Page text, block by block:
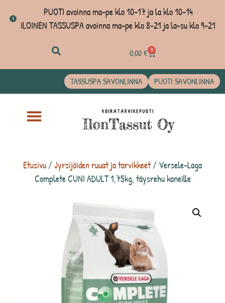
PUOTI avoinna ma-pe klo 10-17 ja la klo 10-14
ILOINEN TASSUSPA avoinna ma-pe klo 8-21 ja la-su klo 9-21
0,00€ 0
TASSUSPA SAVONLINNA PUOTI SAVONLINNA
Etusivu /Jyrsijöiden ruuat ja tarvikkeet/ Versele-Laga
Complete CUNI ADULT 1,75kg, täysrehu kaneille